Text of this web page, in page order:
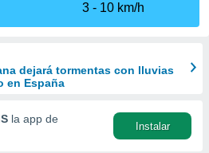
3
10 km/h
dejará tormentas con lluvias
en España
la app de
Instalar